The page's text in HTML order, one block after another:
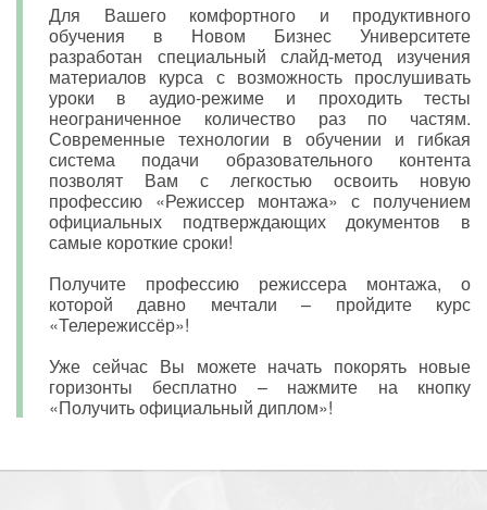
Для Вашего комфортного и продуктивного
обучения в Новом Бизнес Университете
разработан специальный слайд-метод изучения
материалов курса с возможность прослушивать
уроки в аудио-режиме и проходить тесты
неограниченное количество раз по частям.
Современные технологии в обучении и гибкая
система подачи образовательного контента
позволят Вам с легкостью освоить новую
профессию «Режиссер монтажа» с получением
официальных подтверждающих документов в
самые короткие сроки!
Получите профессию режиссера монтажа, о
которой давно мечтали – пройдите курс
«Телережиссёр»!
Уже сейчас Вы можете начать покорять новые
горизонты бесплатно – нажмите на кнопку
«Получить официальный диплом»!